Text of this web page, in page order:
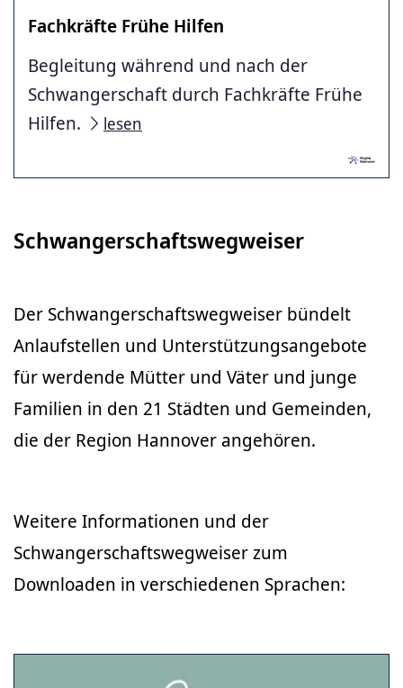
Fachkräfte Frühe Hilfen
Begleitung während und nach der
Schwangerschaft durch Fachkräfte Frühe
Hilfen.
lesen
Schwangerschaftswegweiser
Der Schwangerschaftswegweiser bündelt
Anlaufstellen und Unterstützungsangebote
für werdende Mütter und Väter und junge
Familien in den 21 Städten und Gemeinden,
die der Region Hannover angehören.
Weitere Informationen und der
Schwangerschaftswegweiser zum
Downloaden in verschiedenen Sprachen: